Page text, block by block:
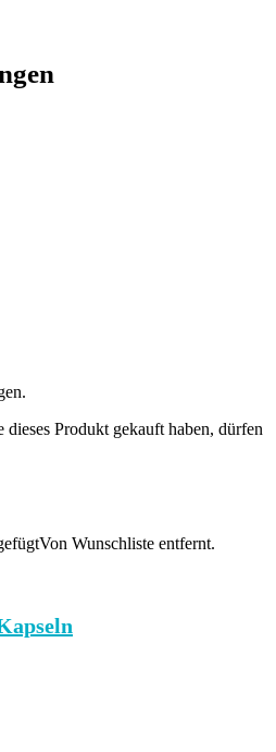
Produkt gekauft haben, dürfen
Von Wunschliste entfernt.